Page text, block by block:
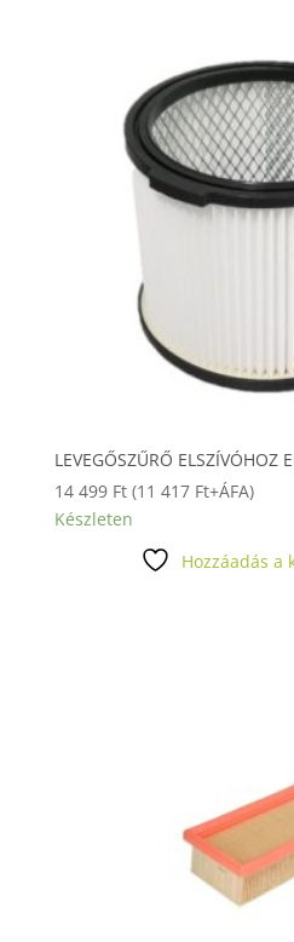
LEVEGŐSZŰRŐ ELSZÍVÓHOZ
14 499 Ft (11 417 Ft+ÁFA)
Készleten
Hozzáadás a